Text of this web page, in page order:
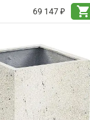
69 147 ₽
shopping_cart